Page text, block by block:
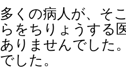
多くの病人が、そ
らをちりょうする
ありませんでした
でした。